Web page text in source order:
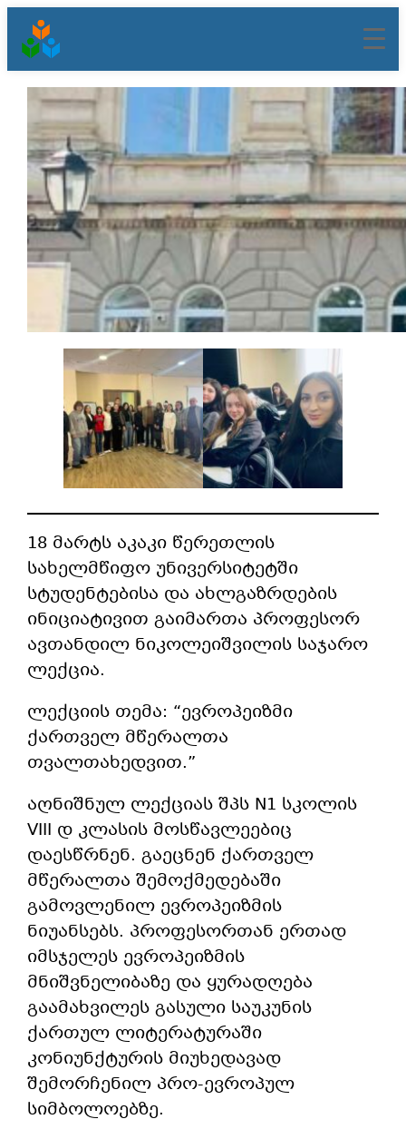
შიგთავსზე
გადასვლა
18 მარტს აკაკი წერეთლის
სახელმწიფო უნივერსიტეტში
სტუდენტებისა და ახლგაზრდების
ინიციატივით გაიმართა პროფესორ
ავთანდილ ნიკოლეიშვილის საჯარო
ლექცია.
ლექციის თემა: “ევროპეიზმი
ქართველ მწერალთა
თვალთახედვით.”
აღნიშნულ ლექციას შპს N1 სკოლის
VIII დ კლასის მოსწავლეებიც
დაესწრნენ. გაეცნენ ქართველ
მწერალთა შემოქმედებაში
გამოვლენილ ევროპეიზმის
ნიუანსებს. პროფესორთან ერთად
იმსჯელეს ევროპეიზმის
მნიშვნელიბაზე და ყურადღება
გაამახვილეს გასული საუკუნის
ქართულ ლიტერატურაში
კონიუნქტურის მიუხედავად
შემორჩენილ პრო-ევროპულ
სიმბოლოებზე.